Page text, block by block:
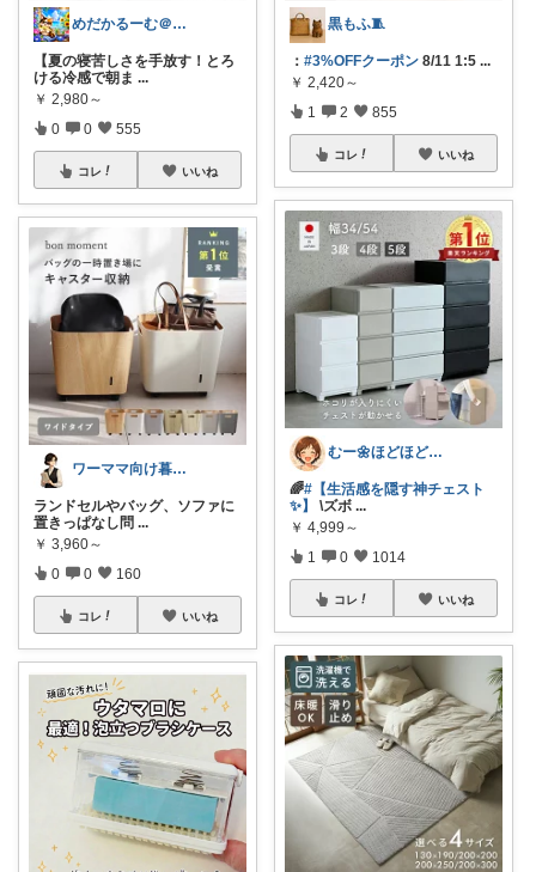
めだかるーむ＠ありがとうございます。
【夏の寝苦しさを手放す！とろ
ける冷感で朝ま ...
￥ 2,980～
0 0 555
コレ いいね
ワーママ向け暮らしの便利グッズROOM
ランドセルやバッグ、ソファに
置きっぱなし問 ...
￥ 3,960～
0 0 160
コレ いいね
黒もふ🧵
： #3%OFFクーポン 8/11 1:5 ...
￥ 2,420～
1 2 855
コレ いいね
むー🌼ほどほど生活🌼
🌈#【生活感を隠す神チェスト
✨️】
\ズボ ...
￥ 4,999～
1 0 1014
コレ いいね